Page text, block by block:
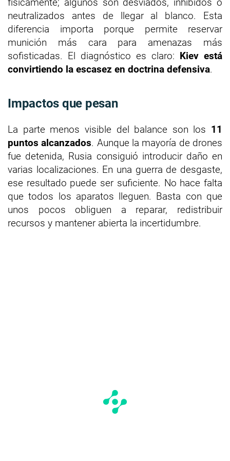
neutralizados antes de llegar al blanco. Esta
diferencia importa porque permite reservar
munición más cara para amenazas más
sofisticadas. El diagnóstico es claro: Kiev está
convirtiendo la escasez en doctrina defensiva.
Impactos que pesan
La parte menos visible del balance son los 11
puntos alcanzados. Aunque la mayoría de drones
fue detenida, Rusia consiguió introducir daño en
varias localizaciones. En una guerra de desgaste,
ese resultado puede ser suficiente. No hace falta
que todos los aparatos lleguen. Basta con que
unos pocos obliguen a reparar, redistribuir
recursos y mantener abierta la incertidumbre.